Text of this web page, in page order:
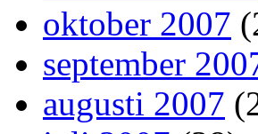
oktober 2007
september
augusti 2007